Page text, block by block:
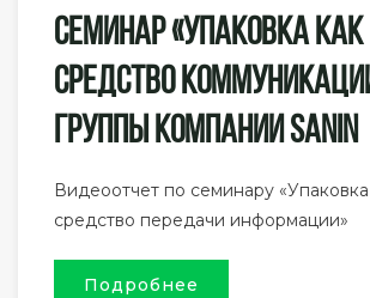
Семинар «Упаковка Как
Средство
Группы Компании SANIN
Видеоотчет по семинару
средство передачи информации»
Подробнее